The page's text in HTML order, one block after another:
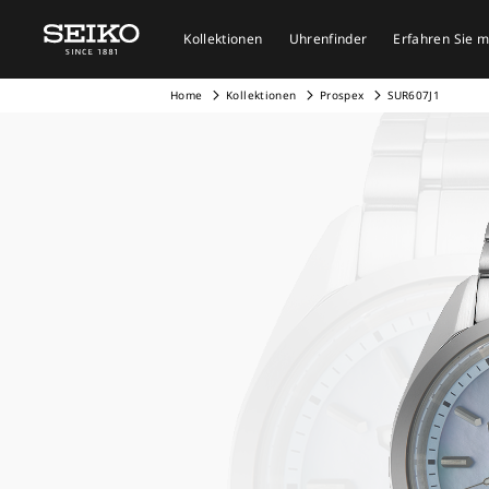
Kollektionen Uhrenfinder Erfahren Sie
Home Kollektionen Prospex SUR607J1